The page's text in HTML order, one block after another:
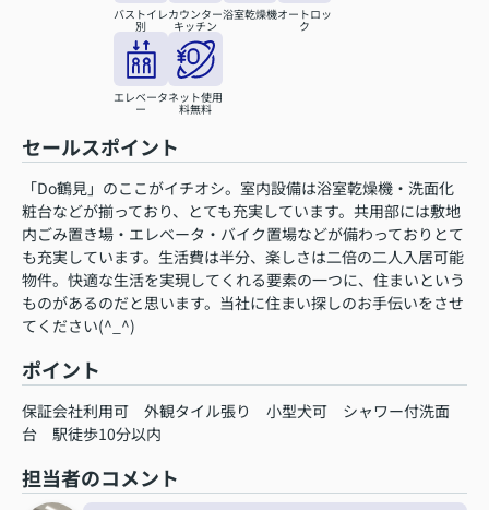
バストイレ
別
カウンター
キッチン
浴室乾燥機オートロッ
ク
エレベータ
ー
ネット使用
料無料
セールスポイント
「Do鶴見」のここがイチオシ。室内設備は浴室乾燥機・洗面化
粧台などが揃っており、とても充実しています。共用部には敷地
内ごみ置き場・エレベータ・バイク置場などが備わっておりとて
も充実しています。生活費は半分、楽しさは二倍の二人入居可能
物件。快適な生活を実現してくれる要素の一つに、住まいという
ものがあるのだと思います。当社に住まい探しのお手伝いをさせ
てください(^_^)
ポイント
保証会社利用可 外観タイル張り 小型犬可
シャワー付洗面
台
駅徒歩10分以内
担当者のコメント